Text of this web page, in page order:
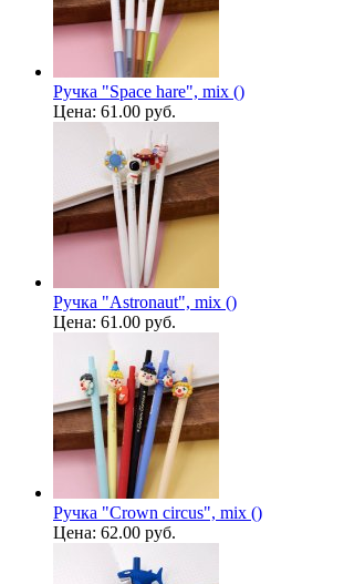
Ручка "Space hare", mix ()
Цена: 61.00 руб.
Ручка "Astronaut", mix ()
Цена: 61.00 руб.
Ручка "Crown circus", mix ()
Цена: 62.00 руб.